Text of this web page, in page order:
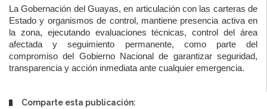
La Gobernación del Guayas, en articulación con las carteras de
Estado y organismos de control, mantiene presencia activa en
la zona, ejecutando evaluaciones técnicas, control del área
afectada y seguimiento permanente, como parte del
compromiso del Gobierno Nacional de garantizar seguridad,
transparencia y acción inmediata ante cualquier emergencia.
Comparte esta publicación: